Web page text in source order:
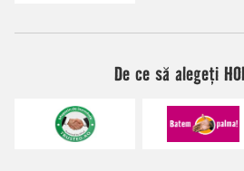
De ce să alegeți